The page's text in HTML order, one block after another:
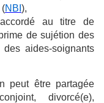
(NBI ),
au titre de
de sujétion des
aides-soignants
peut être partagée
divorcé(e),